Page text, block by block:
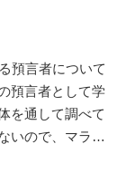
預言者について
預言者として学
を通して調べて
いので、マラ…